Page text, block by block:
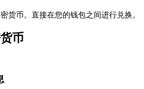
货币。直接在您的钱包之间进行兑换。
币